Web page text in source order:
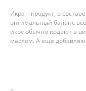
Икра – продукт, в
оптимальный баланс
икру обычно подают в
маслом. А еще